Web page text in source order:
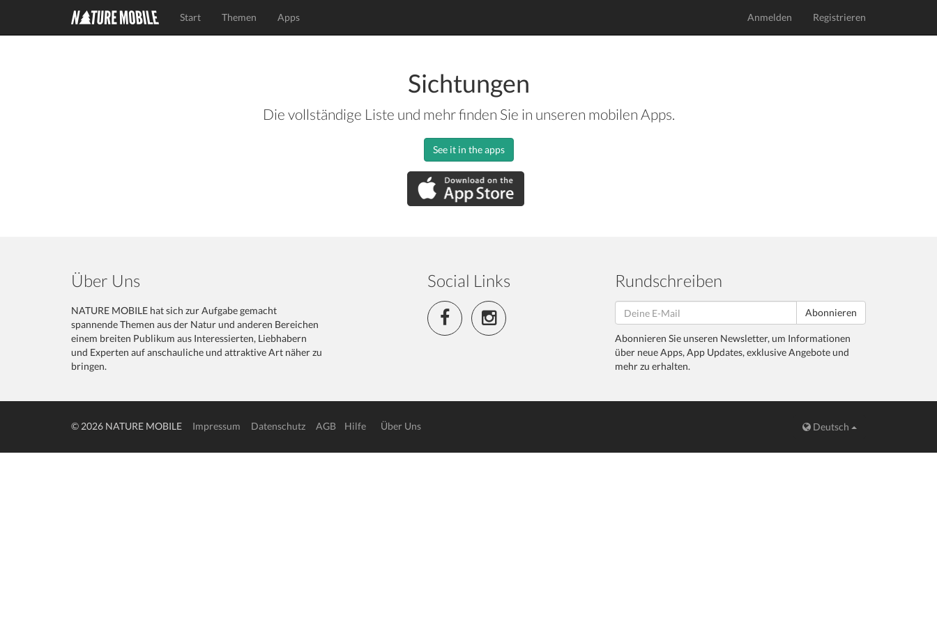
Start Themen Apps Anmelden Registrieren
Sichtungen
Die vollständige Liste und mehr finden Sie in unseren mobilen Apps.
See it in the apps
Über Uns
NATURE MOBILE hat sich zur Aufgabe gemacht
spannende Themen aus der Natur und anderen Bereichen
einem breiten Publikum aus Interessierten, Liebhabern
und Experten auf anschauliche und attraktive Art näher zu
bringen.
Social Links Rundschreiben
Abonnieren
Abonnieren Sie unseren Newsletter, um Informationen
über neue Apps, App Updates, exklusive Angebote und
mehr zu erhalten.
© 2026 NATURE MOBILE Impressum Datenschutz AGB Hilfe Über Uns Deutsch